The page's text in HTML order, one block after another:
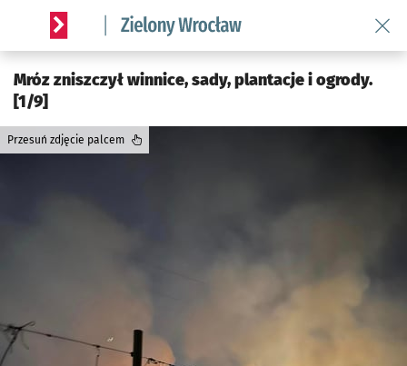
Serwis informacyjny wroclaw.pl podserwis: Środowisko we
Mróz zniszczył winnice, sady, plantacje i ogrody.
[1/9]
Przesuń zdjęcie palcem